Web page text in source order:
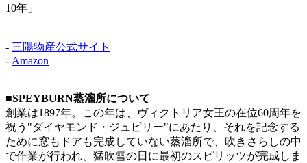
10年」
- 三陽物産公式サイト
- Amazon
■SPEYBURN蒸溜所について
創業は1897年。この年は、ヴィクトリア女王の在位60周年を
祝う"ダイヤモンド・ジュビリー"にあたり、それを記念する
ために窓もドアも完成していない蒸溜所で、吹きさらしの中
で作業が行われ、猛吹雪の日に最初のスピリッツが完成しま